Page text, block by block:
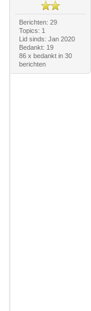
Berichten: 29
Topics: 1
Lid sinds: Jan 2020
Bedankt: 19
86 x bedankt in 30
berichten